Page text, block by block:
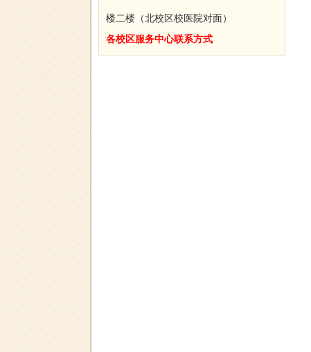
楼二楼（北校区校医院对面）
各校区服务中心联系方式